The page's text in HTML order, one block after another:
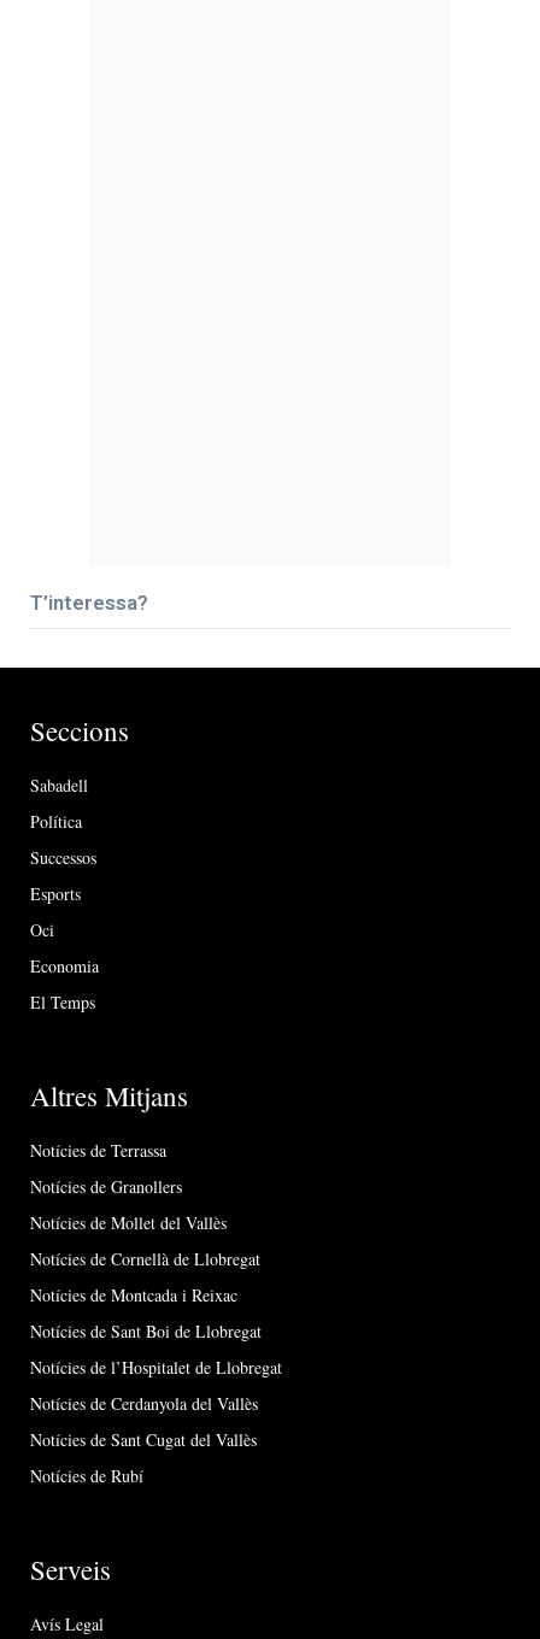
T’interessa?
Seccions
Sabadell
Política
Successos
Esports
Oci
Economia
El Temps
Altres Mitjans
Notícies de Terrassa
Notícies de Granollers
Notícies de Mollet del Vallès
Notícies de Cornellà de Llobregat
Notícies de Montcada i Reixac
Notícies de Sant Boi de Llobregat
Notícies de l’Hospitalet de Llobregat
Notícies de Cerdanyola del Vallès
Notícies de Sant Cugat del Vallès
Notícies de Rubí
Serveis
Avís Legal